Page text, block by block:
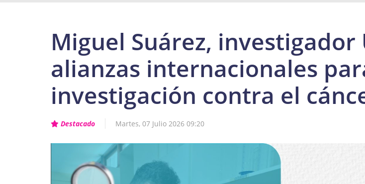
Miguel Suárez, investigador
alianzas internacionales
investigación contra el
Destacado Martes, 07 Julio 2026 09:20